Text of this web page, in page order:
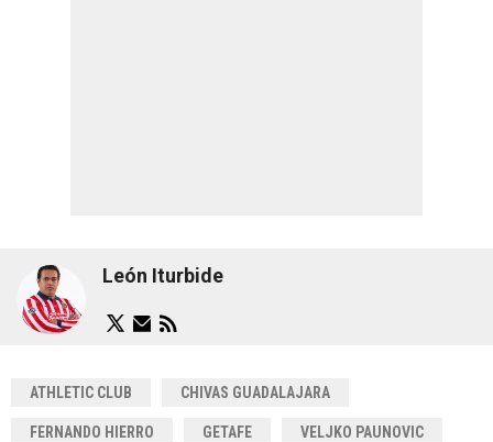
León Iturbide
ATHLETIC CLUB CHIVAS GUADALAJARA
FERNANDO HIERRO GETAFE VELJKO PAUNOVIC